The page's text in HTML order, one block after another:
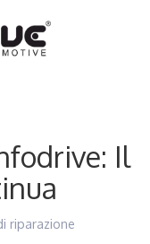
Il
riparazione